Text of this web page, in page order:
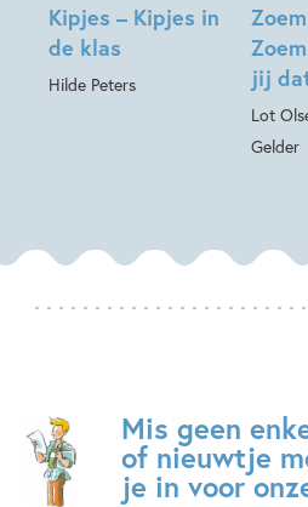
Kipjes – Kipjes in
de klas
Hilde Peters
jij
Lot
Gelder
Mis geen
of nieuwtje
je in voor